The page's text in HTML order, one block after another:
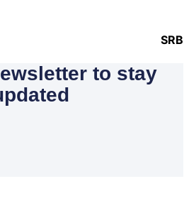
SRB
to stay